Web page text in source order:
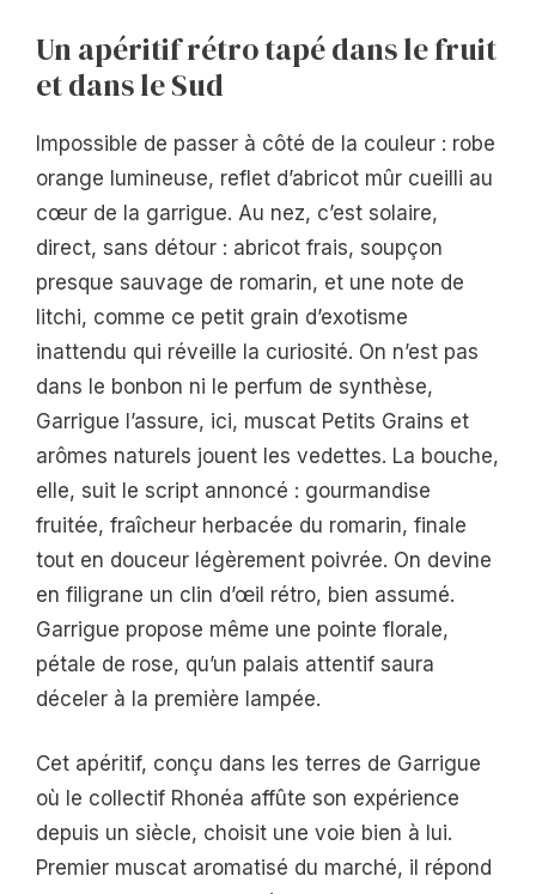
Un apéritif rétro tapé dans le fruit
et dans le Sud
Impossible de passer à côté de la couleur : robe
orange lumineuse, reflet d’abricot mûr cueilli au
cœur de la garrigue. Au nez, c’est solaire,
direct, sans détour : abricot frais, soupçon
presque sauvage de romarin, et une note de
litchi, comme ce petit grain d’exotisme
inattendu qui réveille la curiosité. On n’est pas
dans le bonbon ni le perfum de synthèse,
Garrigue l’assure, ici, muscat Petits Grains et
arômes naturels jouent les vedettes. La bouche,
elle, suit le script annoncé : gourmandise
fruitée, fraîcheur herbacée du romarin, finale
tout en douceur légèrement poivrée. On devine
en filigrane un clin d’œil rétro, bien assumé.
Garrigue propose même une pointe florale,
pétale de rose, qu’un palais attentif saura
déceler à la première lampée.
Cet apéritif, conçu dans les terres de Garrigue
où le collectif Rhonéa affûte son expérience
depuis un siècle, choisit une voie bien à lui.
Premier muscat aromatisé du marché, il répond